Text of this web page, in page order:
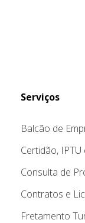
Serviços
Balcão de
Certidão, IPTU
Consulta de
Contratos e
Fretamento